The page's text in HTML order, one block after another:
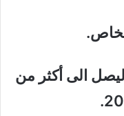
الى أكثر من